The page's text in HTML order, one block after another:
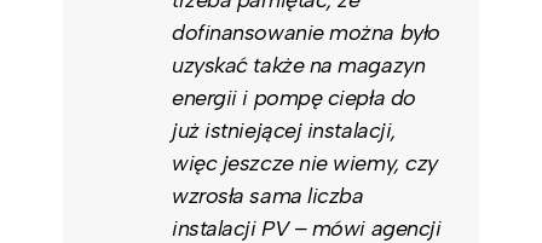
dofinansowanie można było
uzyskać także na magazyn
energii i pompę ciepła do
już istniejącej instalacji,
więc jeszcze nie wiemy, czy
wzrosła sama liczba
instalacji PV – mówi agencji